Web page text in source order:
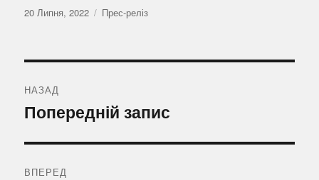
Оприлюднено
20 Липня, 2022 Категорії
Прес-реліз
записів
НАЗАД
Попередній
запис:
Попередній запис
ВПЕРЕД